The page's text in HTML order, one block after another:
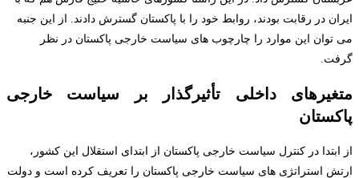
ایران در رقابت بودند، روابط خود را با پاکستان گسترش دادند. از این جنبه
می توان این موارد را چارچوب های سیاست خارجی پاکستان در نظر
گرفت.
متغیرهای داخلی تأثیرگذار بر سیاست خارجی
پاکستان
از ابتدا در کنترل سیاست خارجی پاکستان از ابتدای استقلال این کشور،
ارتش استراتژی های سیاست خارجی پاکستان را تعریف کرده است و دولت